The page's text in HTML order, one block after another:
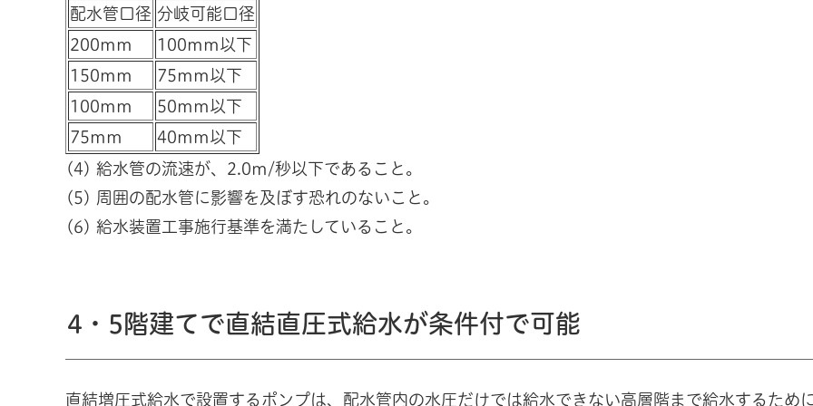
配水管口径 分岐可能口径
200mm
100mm以下
150mm
75mm以下
100mm
50mm以下
75mm
40mm以下
(4) 給水管の流速が、2.0m/秒以下であること。
(5) 周囲の配水管に影響を及ぼす恐れのないこと。
(6) 給水装置工事施行基準を満たしていること。
4・5階建てで直結直圧式給水が条件付で可能
直結増圧式給水で設置するポンプは、配水管内の水圧だけでは給水できない高層階まで給水するため